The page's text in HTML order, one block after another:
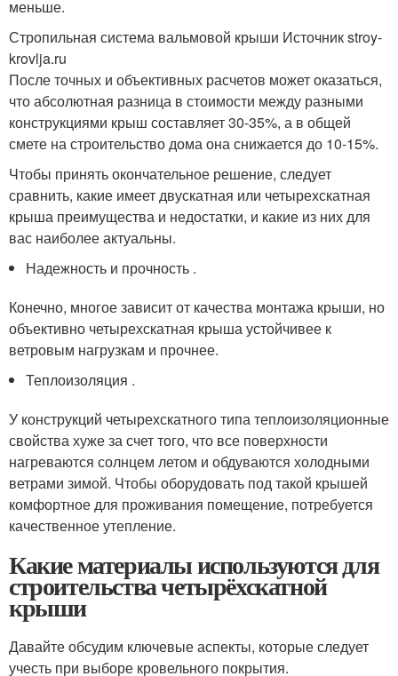
меньше.
Стропильная система вальмовой крыши Источник stroy-
krovlja.ru
После точных и объективных расчетов может оказаться,
что абсолютная разница в стоимости между разными
конструкциями крыш составляет 30-35%, а в общей
смете на строительство дома она снижается до 10-15%.
Чтобы принять окончательное решение, следует
сравнить, какие имеет двускатная или четырехскатная
крыша преимущества и недостатки, и какие из них для
вас наиболее актуальны.
Надежность и прочность .
Конечно, многое зависит от качества монтажа крыши, но
объективно четырехскатная крыша устойчивее к
ветровым нагрузкам и прочнее.
Теплоизоляция .
У конструкций четырехскатного типа теплоизоляционные
свойства хуже за счет того, что все поверхности
нагреваются солнцем летом и обдуваются холодными
ветрами зимой. Чтобы оборудовать под такой крышей
комфортное для проживания помещение, потребуется
качественное утепление.
Какие материалы используются для
строительства четырёхскатной
крыши
Давайте обсудим ключевые аспекты, которые следует
учесть при выборе кровельного покрытия.